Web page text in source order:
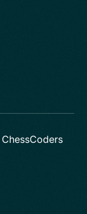
ChessCoders